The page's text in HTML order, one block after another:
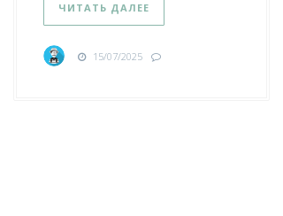
ЧИТАТЬ ДАЛЕЕ
15/07/2025